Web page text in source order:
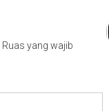
Ruas yang wajib